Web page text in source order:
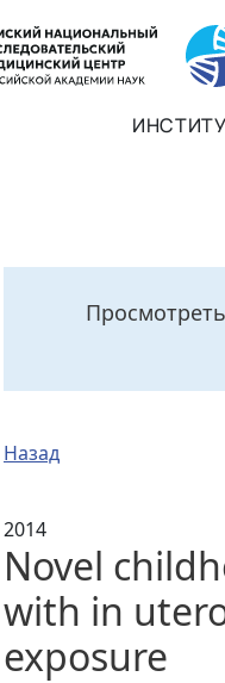
Назад
2014
Novel
with in
exposure